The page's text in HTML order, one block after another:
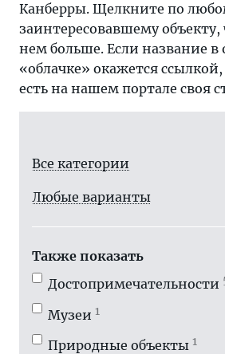
Канберры. Щелкните по
заинтересовавшему объекту,
нем больше. Если название
«облачке» окажется
есть на нашем портале своя
Все категории
Любые варианты
Также показать
Достопримечатель­ности
Музеи 1
Природные объекты 1